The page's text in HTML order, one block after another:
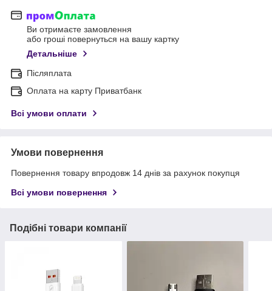
Ви отримаєте замовлення
або гроші повернуться на вашу картку
Детальніше
Післяплата
Оплата на карту Приватбанк
Всі умови оплати
Умови повернення
Повернення товару впродовж 14 днів за рахунок покупця
Всі умови повернення
Подібні товари компанії